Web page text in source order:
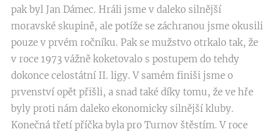
pak byl Jan Dámec. Hráli jsme v daleko silnější
moravské skupině, ale potíže se záchranou jsme okusili
pouze v prvém ročníku. Pak se mužstvo otrkalo tak, že
v roce 1973 vážně koketovalo s postupem do tehdy
dokonce celostátní II. ligy. V samém finiši jsme o
prvenství opět přišli, a snad také díky tomu, že ve hře
byly proti nám daleko ekonomicky silnější kluby.
Konečná třetí příčka byla pro Turnov štěstím. V roce